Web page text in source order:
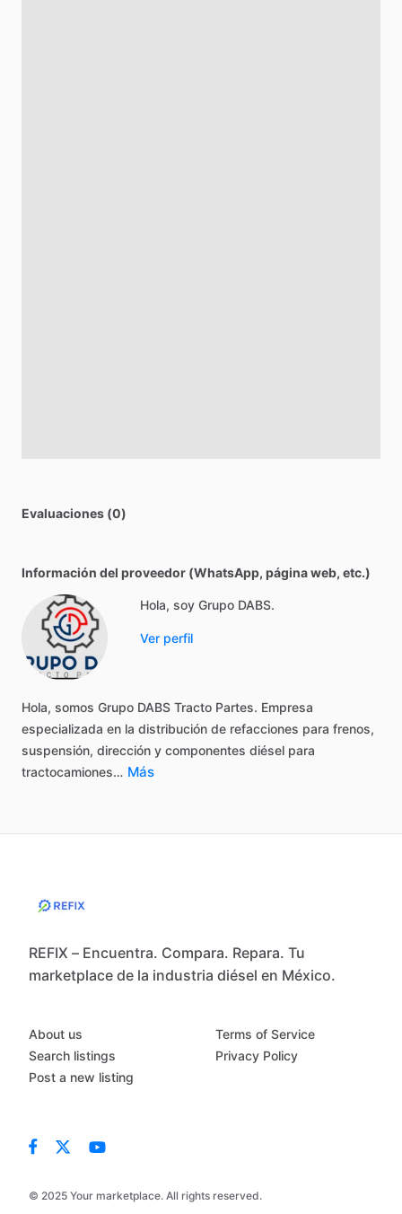
Evaluaciones (0)
Información del proveedor (WhatsApp, página web, etc.)
Hola, soy Grupo DABS.
Ver perfil
Hola, somos Grupo DABS Tracto Partes. Empresa
especializada en la distribución de refacciones para frenos,
suspensión, dirección y componentes diésel para
tractocamiones… Más
REFIX – Encuentra. Compara. Repara. Tu
marketplace de la industria diésel en México.
© 2025 Your marketplace. All rights reserved.
About us
Search listings
Post a new listing
Terms of Service
Privacy Policy